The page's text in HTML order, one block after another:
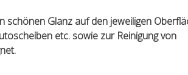
Glanz auf den jeweiligen
etc. sowie zur Reinigung von